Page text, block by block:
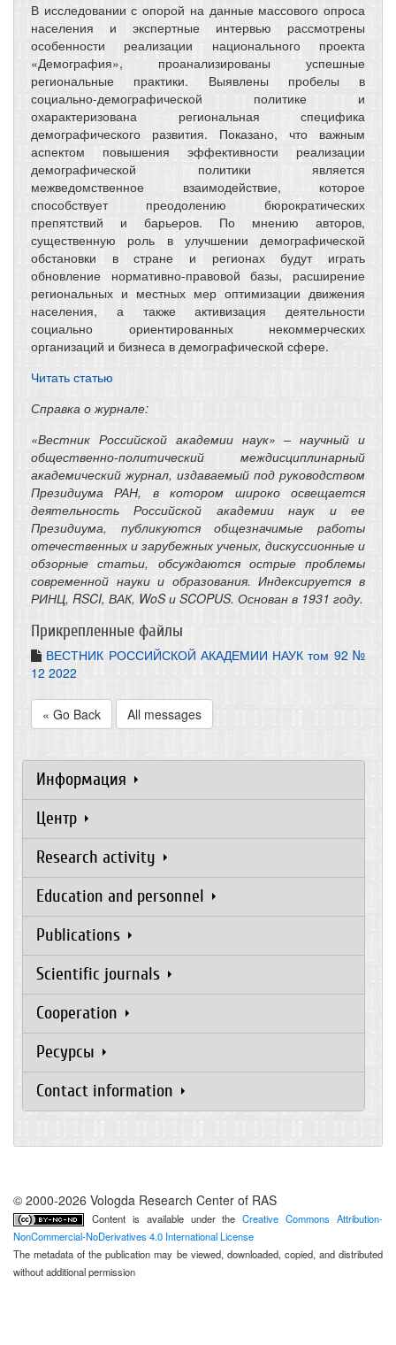
В исследовании с опорой на данные массового опроса
населения и экспертные интервью рассмотрены
особенности реализации национального проекта
«Демография», проанализированы успешные
региональные практики. Выявлены пробелы в
социально-демографической политике и
охарактеризована региональная специфика
демографического развития. Показано, что важным
аспектом повышения эффективности реализации
демографической политики является
межведомственное взаимодействие, которое
способствует преодолению бюрократических
препятствий и барьеров. По мнению авторов,
существенную роль в улучшении демографической
обстановки в стране и регионах будут играть
обновление нормативно-правовой базы, расширение
региональных и местных мер оптимизации движения
населения, а также активизация деятельности
социально ориентированных некоммерческих
организаций и бизнеса в демографической сфере.
Читать статью
Справка о журнале:
«Вестник Российской академии наук» – научный и
общественно-политический междисциплинарный
академический журнал, издаваемый под руководством
Президиума РАН, в котором широко освещается
деятельность Российской академии наук и ее
Президиума, публикуются общезначимые работы
отечественных и зарубежных ученых, дискуссионные и
обзорные статьи, обсуждаются острые проблемы
современной науки и образования. Индексируется в
РИНЦ, RSCI, ВАК, WoS и SCOPUS. Основан в 1931 году.
Прикрепленные файлы
ВЕСТНИК РОССИЙСКОЙ АКАДЕМИИ НАУК том 92 №
12 2022
« Go Back All messages
Информация
Центр
Research activity
Education and personnel
Publications
Scientific journals
Cooperation
Ресурсы
Contact information
© 2000-2026 Vologda Research Center of RAS
Content is available under theCreative Commons Attribution-
NonCommercial-NoDerivatives 4.0 International License
The metadata of the publication may be viewed, downloaded, copied, and distributed
without additional permission